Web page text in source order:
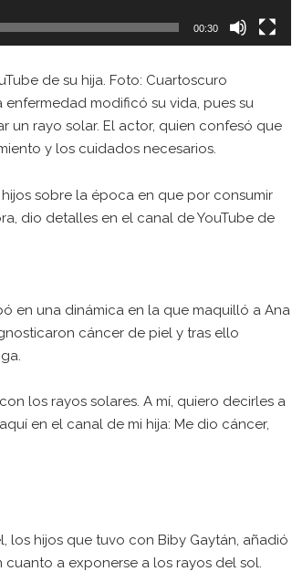
00:30
de su hija. Foto: Cuartoscuro
modificó su vida, pues su
un rayo solar. El actor, quien confesó que
y los cuidados necesarios.
sobre la época en que por consumir
dio detalles en el canal de YouTube de
en una dinámica en la que maquilló a Ana
cáncer de piel y tras ello
los rayos solares. A mí, quiero decirles a
en el canal de mi hija: Me dio cáncer,
los hijos que tuvo con Biby Gaytán, añadió
a exponerse a los rayos del sol.